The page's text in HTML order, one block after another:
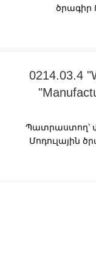
ծրագիր
0214.03.4
Պատրաստող՝
Մոդուլային